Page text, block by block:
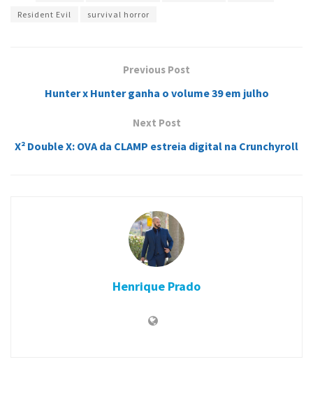
Resident Evil
survival horror
Previous Post
Hunter x Hunter ganha o volume 39 em julho
Next Post
X² Double X: OVA da CLAMP estreia digital na Crunchyroll
Henrique Prado